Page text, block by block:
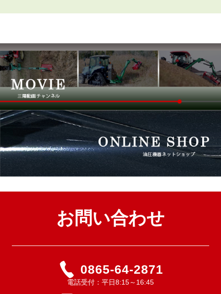
お問い合わせ
0865-64-2871
電話受付：平日8:15～16:45